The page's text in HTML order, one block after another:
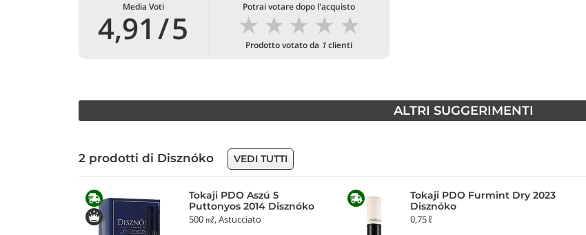
Media Voti
4,91 /5
Potrai votare dopo l'acquisto
★
★
★
★
★
Prodotto votato da 1clienti
ALTRI SUGGERIMENTI
2 prodotti di Disznóko VEDI TUTTI
Tokaji PDO Aszú 5
Puttonyos 2014 Disznóko
500 ㎖, Astucciato
Tokaji PDO Furmint Dry 2023
Disznóko
0,75 ℓ